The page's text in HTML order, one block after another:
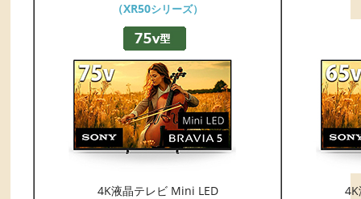
（XR50シリーズ）
4K液晶テレビ Mini LED